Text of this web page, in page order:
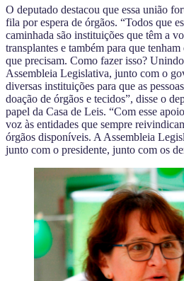
O deputado destacou que essa união
fila por espera de órgãos. “Todos que
caminhada são instituições que têm a
transplantes e também para que
que precisam. Como fazer isso?
Assembleia Legislativa, junto com o
diversas instituições para que as
doação de órgãos e tecidos”, disse o
papel da Casa de Leis. “Com esse
voz às entidades que sempre
órgãos disponíveis. A Assembleia
junto com o presidente, junto com os